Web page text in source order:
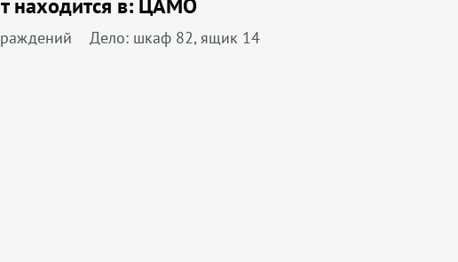
находится в: ЦАМО
Дело: шкаф 82, ящик 14